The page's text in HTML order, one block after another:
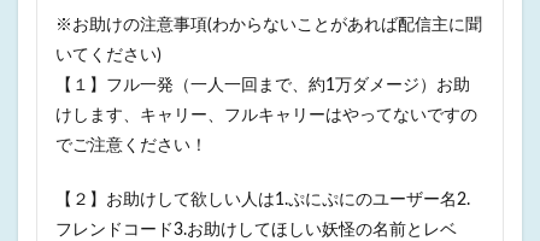
※お助けの注意事項(わからないことがあれば配信主に聞
いてください)
【１】フル一発（一人一回まで、約1万ダメージ）お助
けします、キャリー、フルキャリーはやってないですの
でご注意ください！
【２】お助けして欲しい人は1.ぷにぷにのユーザー名2.
フレンドコード3.お助けしてほしい妖怪の名前とレベ